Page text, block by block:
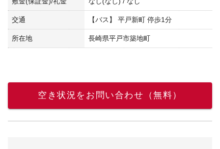
交通 【バス】 平戸新町 停歩1分
所在地 長崎県平戸市築地町
空き状況をお問い合わせ（無料）